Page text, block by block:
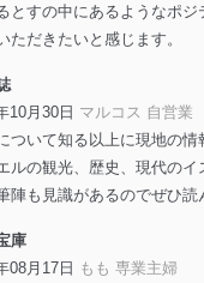
正アクセス等の防止
タを取り扱う機器等のオペ
タを取り扱う機器等にセキ
ェア等を導入し、自動更新
これを最新状態としていま
の使用に伴う漏洩等の防止
により個人データの含まれ
ます。
とすの中にあるようなポジ
ただきたいと感じます。
10月30日 マルコス 自営業
ついて知る以上に現地の情
ルの観光、歴史、現代のイ
陣も見識があるのでぜひ読
庫
08月17日 もも 専業主婦